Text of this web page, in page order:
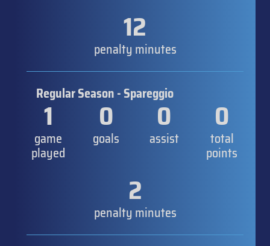
12
penalty minutes
Regular Season - Spareggio
1
game
played
0
goals
0
assist
0
total
points
2
penalty minutes